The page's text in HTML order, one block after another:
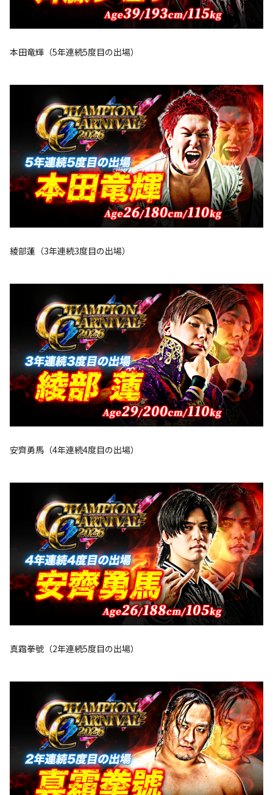
本田竜輝（5年連続5度目の出場）
綾部蓮（3年連続3度目の出場）
安齊勇馬（4年連続4度目の出場）
真霜拳號（2年連続5度目の出場）